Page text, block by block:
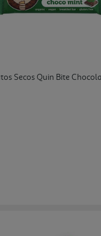
Secos Quin Bite